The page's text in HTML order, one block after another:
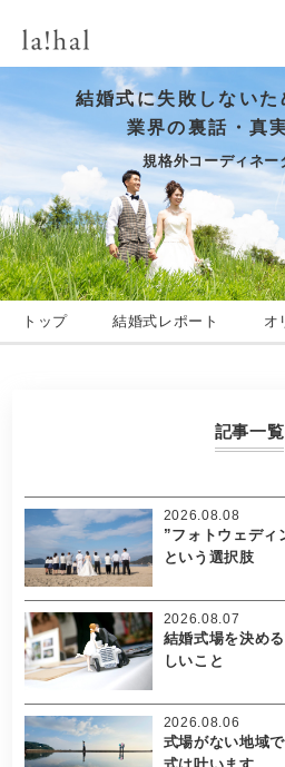
結婚式に失敗しないた
業界の裏話・真
規格外コーディネー
トップ 結婚式レポート オ
記事一覧
”フォトウェディ
という選択肢
2026.08.08
結婚式場を決め
しいこと
2026.08.07
式場がない地域
2026.08.06